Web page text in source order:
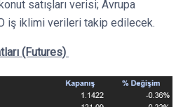
satışları verisi; Avrupa
iş iklimi verileri takip edilecek.
(Futures)